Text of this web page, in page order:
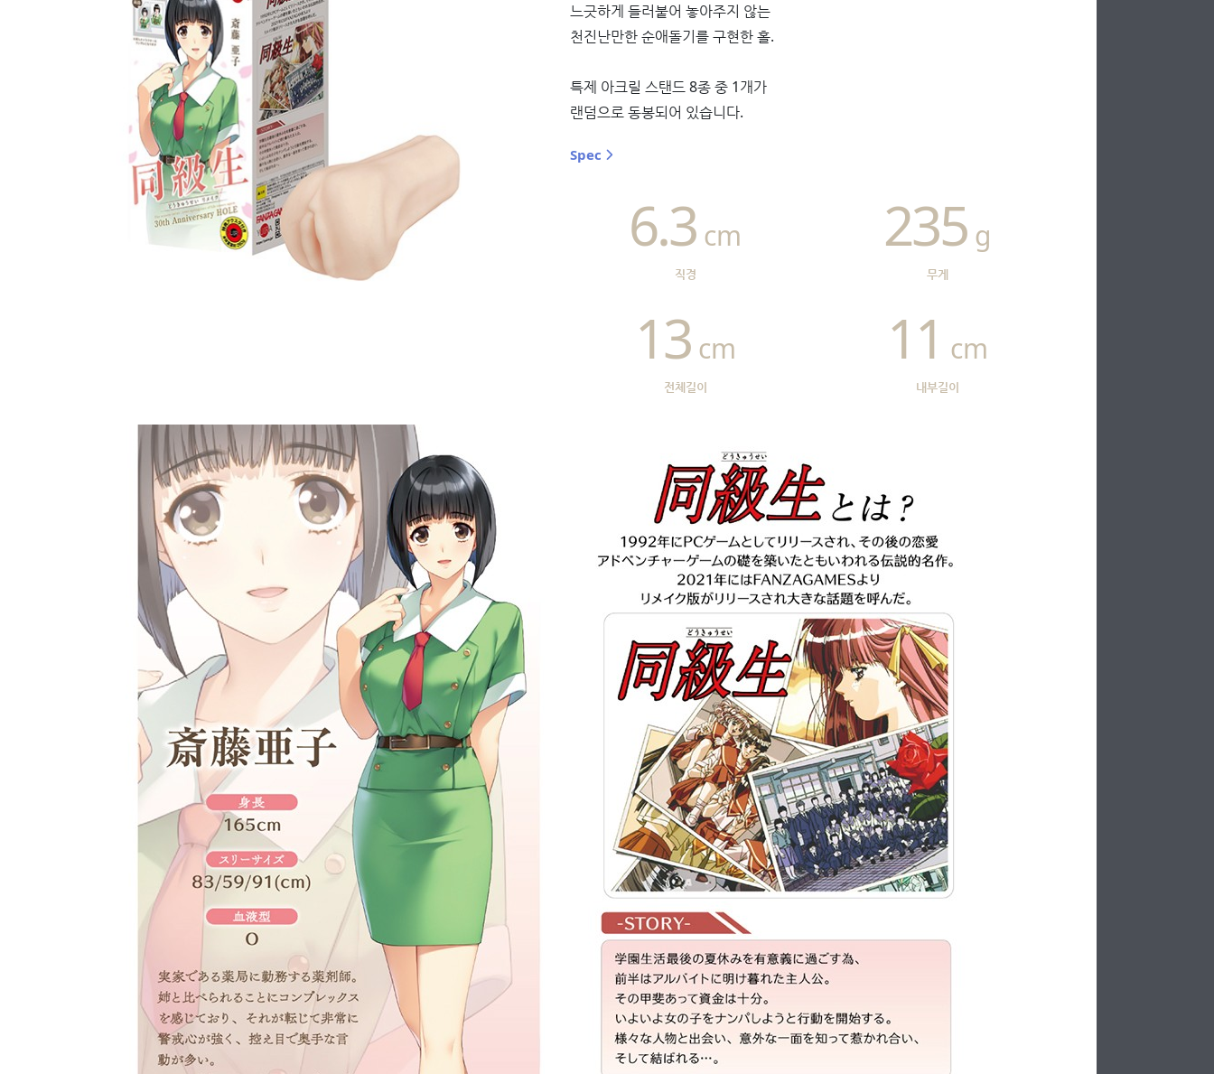
느긋하게 들러붙어 놓아주지 않는
천진난만한 순애돌기를 구현한 홀.
특제 아크릴 스탠드 8종 중 1개가
랜덤으로 동봉되어 있습니다.
Spec
직경
6.3 cm
무게
235 g
전체길이
13 cm
내부길이
11 cm